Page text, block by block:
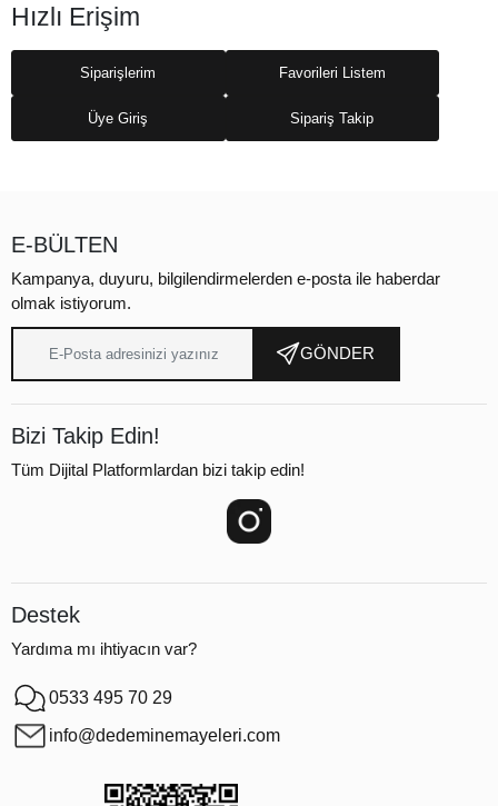
Hızlı Erişim
Siparişlerim Favorileri Listem
Üye Giriş Sipariş Takip
E-BÜLTEN
Kampanya, duyuru, bilgilendirmelerden e-posta ile haberdar
olmak istiyorum.
GÖNDER
Bizi Takip Edin!
Tüm Dijital Platformlardan bizi takip edin!
Destek
Yardıma mı ihtiyacın var?
0533 495 70 29
info@dedeminemayeleri.com